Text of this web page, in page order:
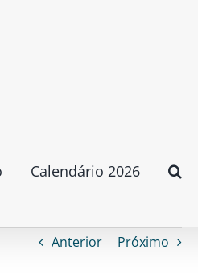
Calendário 2026
Anterior Próximo